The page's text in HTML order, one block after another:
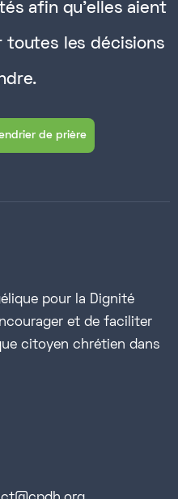
afin qu'elles aient
toutes les décisions
de prière
pour la Dignité
et de faciliter
citoyen chrétien dans